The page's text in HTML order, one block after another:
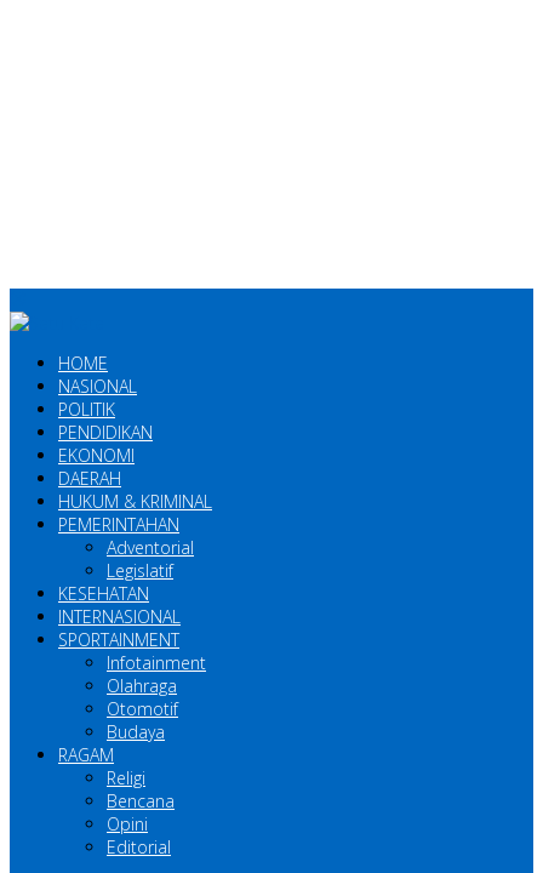
HOME
NASIONAL
POLITIK
PENDIDIKAN
EKONOMI
DAERAH
HUKUM & KRIMINAL
PEMERINTAHAN
Adventorial
Legislatif
KESEHATAN
INTERNASIONAL
SPORTAINMENT
Infotainment
Olahraga
Otomotif
Budaya
RAGAM
Religi
Bencana
Opini
Editorial